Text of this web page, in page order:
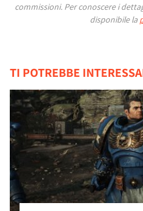
commissioni. Per conoscere i
disponibile la
TI POTREBBE